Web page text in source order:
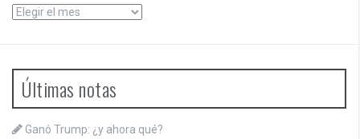
Archivos
Últimas notas
Ganó Trump: ¿y ahora qué?